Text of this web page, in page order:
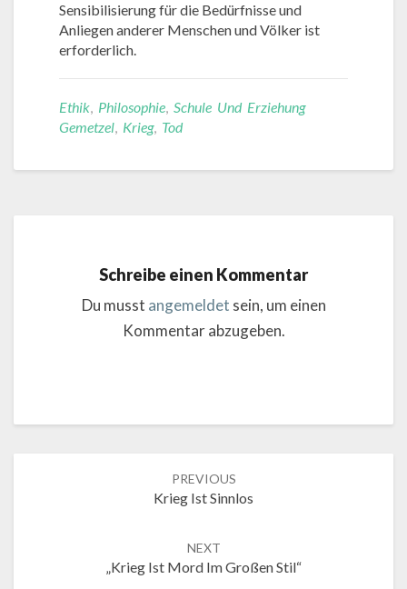
Sensibilisierung für die Bedürfnisse und
Anliegen anderer Menschen und Völker ist
erforderlich.
Ethik, Philosophie, Schule Und Erziehung
Gemetzel, Krieg, Tod
Schreibe einen Kommentar
Du musst angemeldet sein, um einen
Kommentar abzugeben.
PREVIOUS
Krieg Ist Sinnlos
NEXT
„Krieg Ist Mord Im Großen Stil“